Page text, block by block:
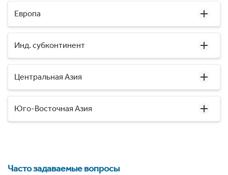
Европа
Инд. субконтинент
Центральная Азия
Юго-Восточная Азия
Часто задаваемые вопросы